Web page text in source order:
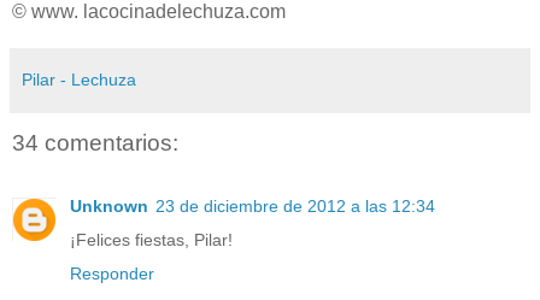
© www. lacocinadelechuza.com
Pilar - Lechuza
34 comentarios:
Unknown 23 de diciembre de 2012 a las 12:34
¡Felices fiestas, Pilar!
Responder